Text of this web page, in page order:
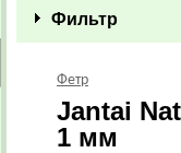
Фильтр
Фетр
Jantai
1 мм